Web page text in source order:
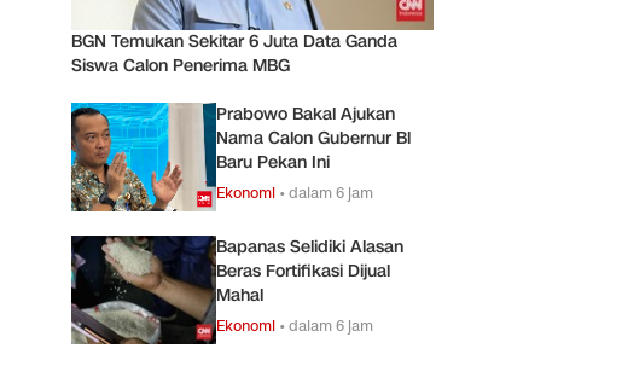
BGN Temukan Sekitar 6 Juta Data Ganda
Siswa Calon Penerima MBG
Prabowo Bakal Ajukan
Nama Calon Gubernur Bl
Baru Pekan Ini
Ekonomi •dalam 6 jam
Bapanas Selidiki Alasan
Beras Fortifikasi Dijual
Mahal
Ekonomi •dalam 6 jam